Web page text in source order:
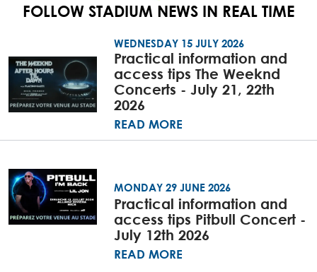
FOLLOW STADIUM NEWS IN REAL TIME
WEDNESDAY 15 JULY 2026
Practical information and
access tips The Weeknd
Concerts - July 21, 22th
2026
READ MORE
MONDAY 29 JUNE 2026
Practical information and
access tips Pitbull Concert -
July 12th 2026
READ MORE